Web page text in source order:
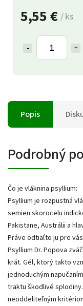
5,55 € / ks
Popis
Podrobný
Čo je vláknina psyllium:
Psyllium je rozpustná
semien skorocelu
Pakistane, Austrálii a
Práve odtiaľto ju pre
Psyllium Dr. Popova
krát. Gél, ktorý takto
jednoduchým
traktu škodlivé
neoddeliteľným